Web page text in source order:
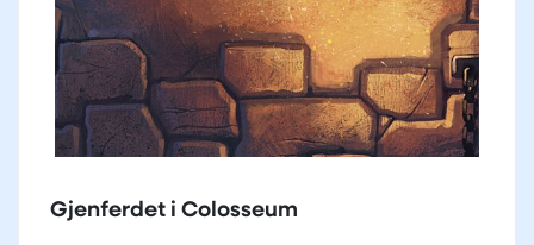
Gjenferdet i Colosseum